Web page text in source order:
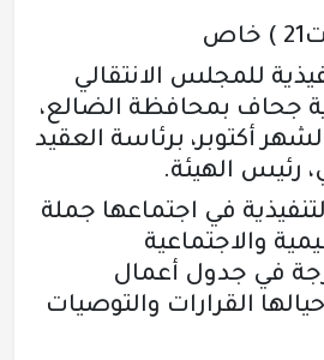
للمجلس الانتقالي
جحاف بمحافظة الضالع،
أكتوبر، برئاسة العقيد
رئيس الهيئة.
في اجتماعها جملة
والاجتماعية
في جدول أعمال
القرارات والتوصيات